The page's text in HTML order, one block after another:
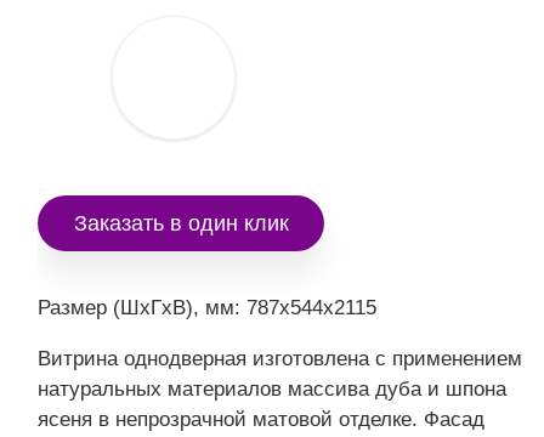
Заказать в один клик
Размер (ШxГxВ), мм: 787x544x2115
Витрина однодверная изготовлена с применением
натуральных материалов массива дуба и шпона
ясеня в непрозрачной матовой отделке. Фасад